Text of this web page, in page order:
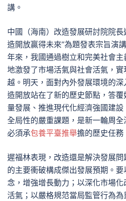
講。
中國（海南）改造發展研討院院
造開放贏得未來”為題發表宗旨演
年來，我國通過樹立和完美社會
地激發了市場活氣與社會活氣，
越。明天，面對內外發展環境的
造開放站在了新的歷史節點，答
量發展、推進現代化經濟強國建
全局性的嚴重課題，是新一輪周
必須承包養平臺推舉擔的歷史任務
遲福林表現，改造還是解決發展
的主要衝破構成傑出發展預期。
念，增強增長動力；以深化市場
活氣；以嚴格規范當局監管行為為